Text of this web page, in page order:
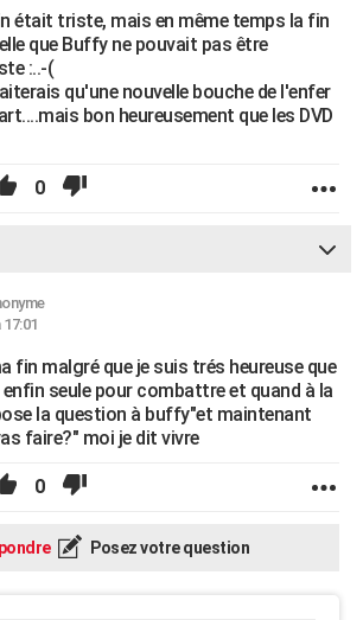
était triste, mais en même temps la fin
que Buffy ne pouvait pas être
:..-(
qu'une nouvelle bouche de l'enfer
bon heureusement que les DVD
0
17:01
fin malgré que je suis trés heureuse que
seule pour combattre et quand à la
la question à buffy"et maintenant
faire?" moi je dit vivre
0
Posez votre question